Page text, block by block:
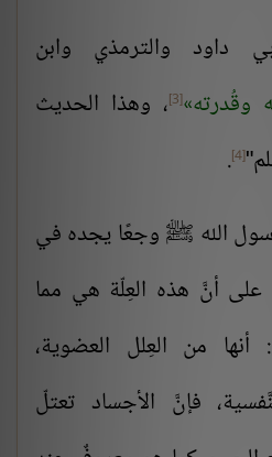
داود والترمذي وابن
وقُدرته [3] ، وهذا الحديث
[4]
.
الله ﷺ وجعًا يجده في
أنَّ هذه العِلّة هي مما
من العِلل العضوية،
فإنَّ الأجساد تعتلّ